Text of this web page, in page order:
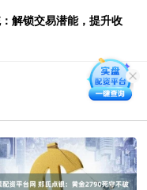
解锁交易潜能，提升收